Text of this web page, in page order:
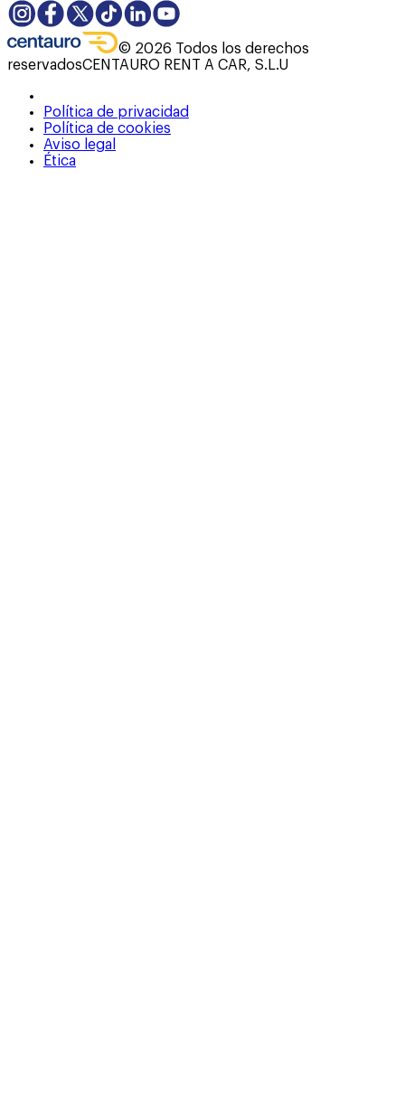
© 2026 Todos los derechos
reservadosCENTAURO RENT A CAR, S.L.U
Política de privacidad
Política de cookies
Aviso legal
Ética